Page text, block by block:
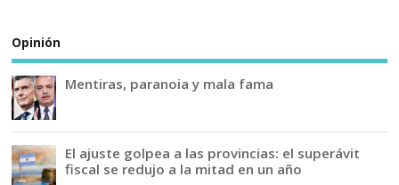
Opinión
Mentiras, paranoia y mala fama
El ajuste golpea a las provincias: el superávit
fiscal se redujo a la mitad en un año